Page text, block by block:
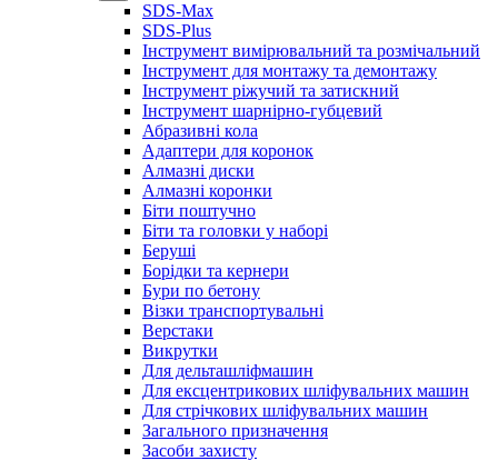
SDS-Max
SDS-Plus
Інструмент вимірювальний та розмічальний
Інструмент для монтажу та демонтажу
Інструмент ріжучий та затискний
Інструмент шарнірно-губцевий
Абразивні кола
Адаптери для коронок
Алмазні диски
Алмазні коронки
Біти поштучно
Біти та головки у наборі
Беруші
Борідки та кернери
Бури по бетону
Візки транспортувальні
Верстаки
Викрутки
Для дельташліфмашин
Для ексцентрикових шліфувальних машин
Для стрічкових шліфувальних машин
Загального призначення
Засоби захисту